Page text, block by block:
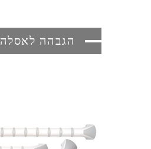
הגבהה לאסלה